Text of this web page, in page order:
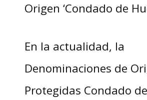
Origen ‘Condado de
En la actualidad, la
Denominaciones de
Protegidas Condado